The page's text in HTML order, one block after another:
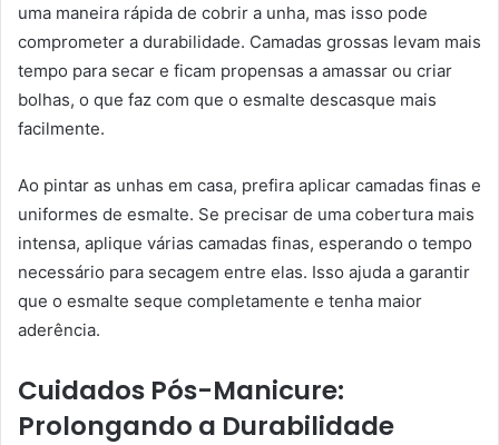
uma maneira rápida de cobrir a unha, mas isso pode
comprometer a durabilidade. Camadas grossas levam mais
tempo para secar e ficam propensas a amassar ou criar
bolhas, o que faz com que o esmalte descasque mais
facilmente.
Ao pintar as unhas em casa, prefira aplicar camadas finas e
uniformes de esmalte. Se precisar de uma cobertura mais
intensa, aplique várias camadas finas, esperando o tempo
necessário para secagem entre elas. Isso ajuda a garantir
que o esmalte seque completamente e tenha maior
aderência.
Cuidados Pós-Manicure:
Prolongando a Durabilidade